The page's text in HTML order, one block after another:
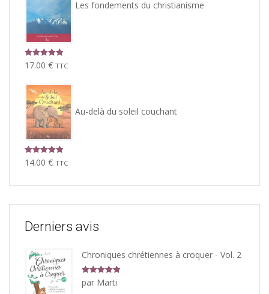
Les fondements du christianisme
Note5.00
17.00 € TTC
Au-delà du soleil couchant
Note 5.00
14.00 € TTC
Derniers avis
Chroniques chrétiennes à croquer - Vol. 2
5 sur
5
par Marti